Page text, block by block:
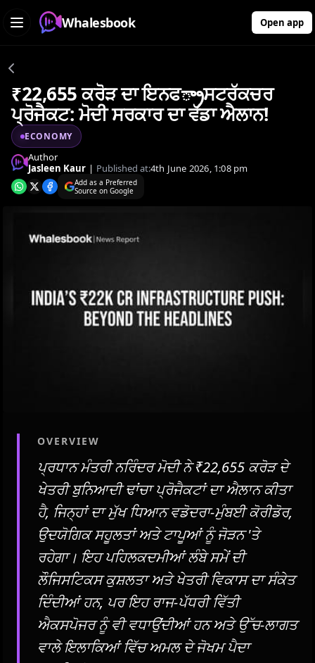
Whalesbook Open app
₹22,655 ਕਰੋੜ ਦਾ ਇਨਫ్రాਸਟਰੱਕਚਰ
ਪ੍ਰੋਜੈਕਟ: ਮੋਦੀ ਸਰਕਾਰ ਦਾ ਵੱਡਾ ਐਲਾਨ!
ECONOMY
Author
Jasleen Kaur | Published at:4th June 2026, 1:08 pm
Add as a Preferred
Source on Google
OVERVIEW
ਪ੍ਰਧਾਨ ਮੰਤਰੀ ਨਰਿੰਦਰ ਮੋਦੀ ਨੇ ₹22,655 ਕਰੋੜ ਦੇ
ਖੇਤਰੀ ਬੁਨਿਆਦੀ ਢਾਂਚਾ ਪ੍ਰੋਜੈਕਟਾਂ ਦਾ ਐਲਾਨ ਕੀਤਾ
ਹੈ, ਜਿਨ੍ਹਾਂ ਦਾ ਮੁੱਖ ਧਿਆਨ ਵਡੋਦਰਾ-ਮੁੰਬਈ ਕੋਰੀਡੋਰ,
ਉਦਯੋਗਿਕ ਸਹੂਲਤਾਂ ਅਤੇ ਟਾਪੂਆਂ ਨੂੰ ਜੋੜਨ 'ਤੇ
ਰਹੇਗਾ। ਇਹ ਪਹਿਲਕਦਮੀਆਂ ਲੰਬੇ ਸਮੇਂ ਦੀ
ਲੌਜਿਸਟਿਕਸ ਕੁਸ਼ਲਤਾ ਅਤੇ ਖੇਤਰੀ ਵਿਕਾਸ ਦਾ ਸੰਕੇਤ
ਦਿੰਦੀਆਂ ਹਨ, ਪਰ ਇਹ ਰਾਜ-ਪੱਧਰੀ ਵਿੱਤੀ
ਐਕਸਪੋਜਰ ਨੂੰ ਵੀ ਵਧਾਉਂਦੀਆਂ ਹਨ ਅਤੇ ਉੱਚ-ਲਾਗਤ
ਵਾਲੇ ਇਲਾਕਿਆਂ ਵਿੱਚ ਅਮਲ ਦੇ ਜੋਖਮ ਪੈਦਾ